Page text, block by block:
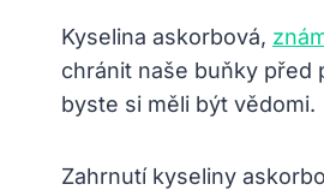
Kyselina askorbová,
chránit naše buňky před
byste si měli být vědomi.
Zahrnutí kyseliny